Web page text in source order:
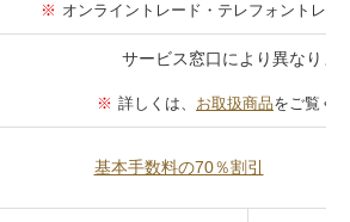
オンライントレード・テレフォントレ
サービス窓口により異なりま
詳しくは、 お取扱商品をご覧く
基本手数料の70％割引